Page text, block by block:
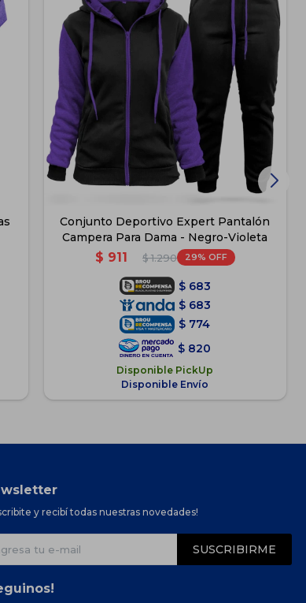
Conjunto Deportivo Expert Pantalón
Campera Para Dama - Negro-Violeta
$ 911 $ 1.290 29
$ 683
$ 683
$ 774
$ 820
Disponible PickUp
Disponible Envío
y recibí todas nuestras novedades!
SUSCRIBIRME